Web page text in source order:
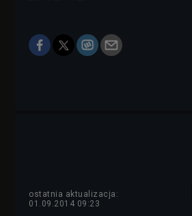
ostatnia aktualizacja:
01.09.2014 09:23